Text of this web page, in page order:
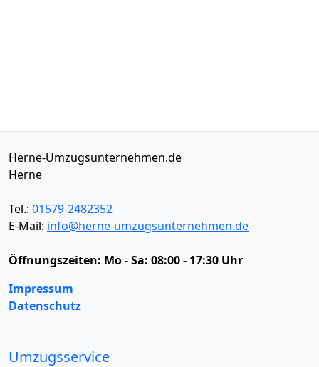
Herne-Umzugsunternehmen.de
Herne
Tel.: 01579-2482352
E-Mail: info@herne-umzugsunternehmen.de
Öffnungszeiten: Mo - Sa: 08:00 - 17:30 Uhr
Impressum
Datenschutz
Umzugsservice